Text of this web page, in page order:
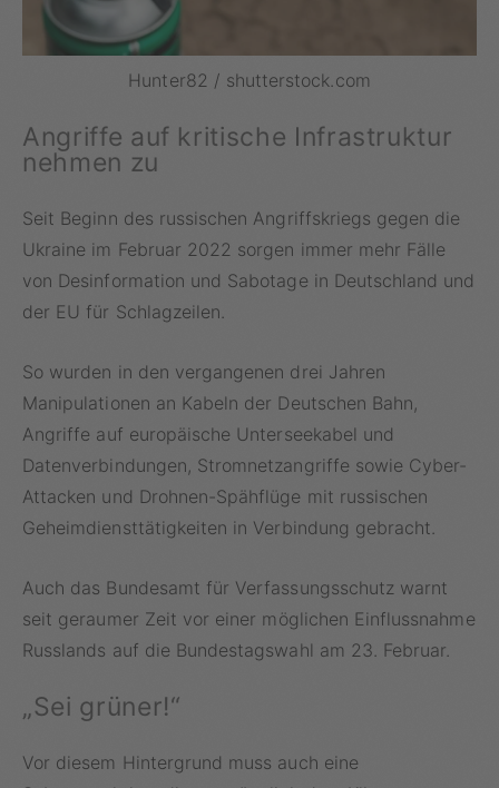
Hunter82 / shutterstock.com
Angriffe auf kritische Infrastruktur
nehmen zu
Seit Beginn des russischen Angriffskriegs gegen die
Ukraine im Februar 2022 sorgen immer mehr Fälle
von Desinformation und Sabotage in Deutschland und
der EU für Schlagzeilen.
So wurden in den vergangenen drei Jahren
Manipulationen an Kabeln der Deutschen Bahn,
Angriffe auf europäische Unterseekabel und
Datenverbindungen, Stromnetzangriffe sowie Cyber-
Attacken und Drohnen-Spähflüge mit russischen
Geheimdiensttätigkeiten in Verbindung gebracht.
Auch das Bundesamt für Verfassungsschutz warnt
seit geraumer Zeit vor einer möglichen Einflussnahme
Russlands auf die Bundestagswahl am 23. Februar.
„Sei grüner!“
Vor diesem Hintergrund muss auch eine